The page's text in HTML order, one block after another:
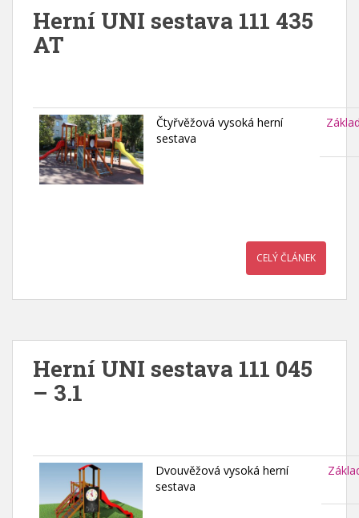
Herní UNI sestava 111 435
AT
Čtyřvěžová vysoká herní
sestava
CELÝ ČLÁNEK
Herní UNI sestava 111 045
– 3.1
Dvouvěžová vysoká herní
sestava